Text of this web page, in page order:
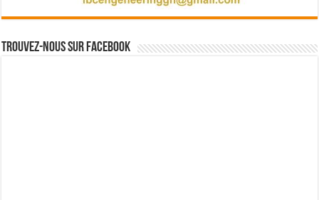
Trouvez-nous sur Facebook